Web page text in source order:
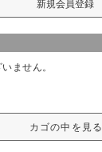
ません。
カゴの中を見る